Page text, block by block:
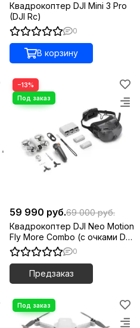
Квадрокоптер DJI Mini 3 Pro
(DJI Rc)
0
В корзину
−13%
59 990 руб.69 000 руб.
Квадрокоптер DJI Neo Motion
Fly More Combo (с очками DJI
Goggles N3)
0
Предзаказ